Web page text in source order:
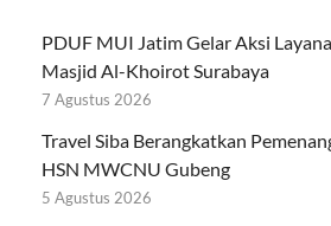
PDUF MUI Jatim Gelar Aksi
Masjid Al-Khoirot Surabaya
7 Agustus 2026
Travel Siba Berangkatkan
HSN MWCNU Gubeng
5 Agustus 2026